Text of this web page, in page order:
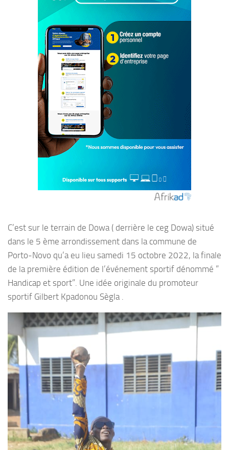
C’est sur le terrain de Dowa ( derrière le ceg Dowa) situé
dans le 5 ème arrondissement dans la commune de
Porto-Novo qu’a eu lieu samedi 15 octobre 2022, la finale
de la première édition de l’événement sportif dénommé ”
Handicap et sport”. Une idée originale du promoteur
sportif Gilbert Kpadonou Sègla .